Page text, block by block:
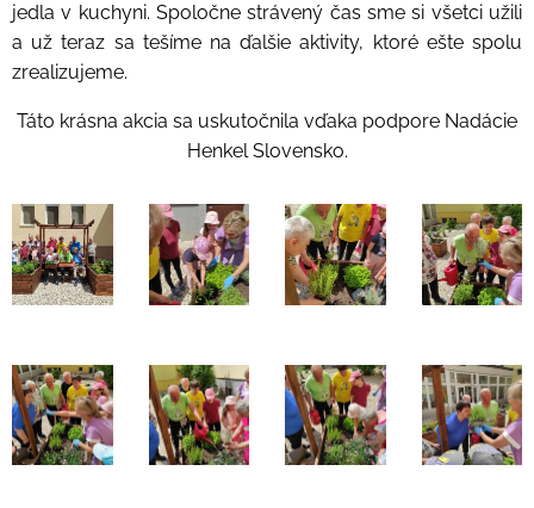
jedla v kuchyni. Spoločne strávený čas sme si všetci užili
a už teraz sa tešíme na ďalšie aktivity, ktoré ešte spolu
zrealizujeme.
Táto krásna akcia sa uskutočnila vďaka podpore Nadácie
Henkel Slovensko.